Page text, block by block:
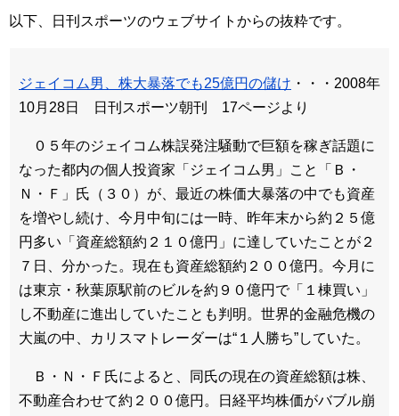
以下、日刊スポーツのウェブサイトからの抜粋です。
ジェイコム男、株大暴落でも25億円の儲け ・・・2008年
10月28日 日刊スポーツ朝刊 17ページより
０５年のジェイコム株誤発注騒動で巨額を稼ぎ話題に
なった都内の個人投資家「ジェイコム男」こと「Ｂ・
Ｎ・Ｆ」氏（３０）が、最近の株価大暴落の中でも資産
を増やし続け、今月中旬には一時、昨年末から約２５億
円多い「資産総額約２１０億円」に達していたことが２
７日、分かった。現在も資産総額約２００億円。今月に
は東京・秋葉原駅前のビルを約９０億円で「１棟買い」
し不動産に進出していたことも判明。世界的金融危機の
大嵐の中、カリスマトレーダーは“１人勝ち”していた。
Ｂ・Ｎ・Ｆ氏によると、同氏の現在の資産総額は株、
不動産合わせて約２００億円。日経平均株価がバブル崩